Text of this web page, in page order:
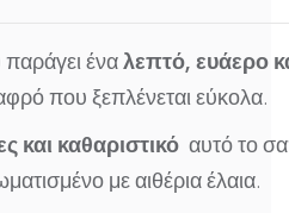
έναλεπτό, ευάερο
που ξεπλένεται εύκολα.
και καθαριστικό αυτό το
με αιθέρια έλαια.